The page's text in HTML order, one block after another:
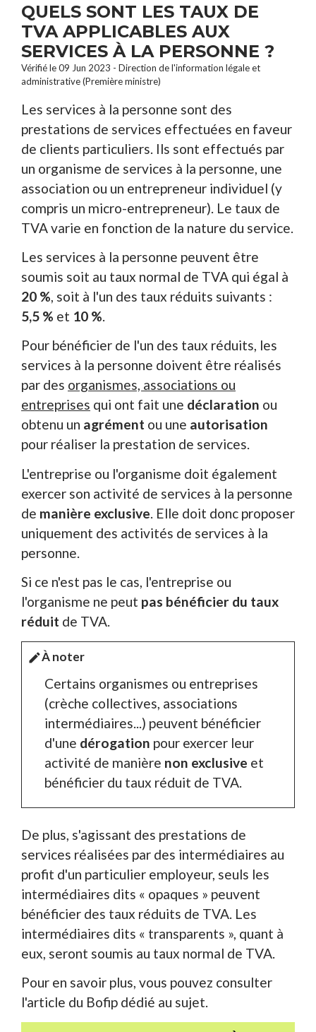
QUELS SONT LES TAUX DE
TVA APPLICABLES AUX
SERVICES À LA PERSONNE ?
Vérifié le 09 Jun 2023 - Direction de l'information légale et
administrative (Première ministre)
Les services à la personne sont des
prestations de services effectuées en faveur
de clients particuliers. Ils sont effectués par
un organisme de services à la personne, une
association ou un entrepreneur individuel (y
compris un micro-entrepreneur). Le taux de
TVA varie en fonction de la nature du service.
Les services à la personne peuvent être
soumis soit au taux normal de TVA qui égal à
20 %, soit à l'un des taux réduits suivants :
5,5 % et 10 %.
Pour bénéficier de l'un des taux réduits, les
services à la personne doivent être réalisés
par des organismes, associations ou
entreprises qui ont fait une déclaration ou
obtenu un agrément ou une autorisation
pour réaliser la prestation de services.
L'entreprise ou l'organisme doit également
exercer son activité de services à la personne
de manière exclusive. Elle doit donc proposer
uniquement des activités de services à la
personne.
Si ce n'est pas le cas, l'entreprise ou
l'organisme ne peut pas bénéficier du taux
réduit de TVA.
editÀ noter
Certains organismes ou entreprises
(crèche collectives, associations
intermédiaires...) peuvent bénéficier
d'une dérogation pour exercer leur
activité de manière non exclusive et
bénéficier du taux réduit de TVA.
De plus, s'agissant des prestations de
services réalisées par des intermédiaires au
profit d'un particulier employeur, seuls les
intermédiaires dits « opaques » peuvent
bénéficier des taux réduits de TVA. Les
intermédiaires dits « transparents », quant à
eux, seront soumis au taux normal de TVA.
Pour en savoir plus, vous pouvez consulter
l'article du Bofip dédié au sujet.